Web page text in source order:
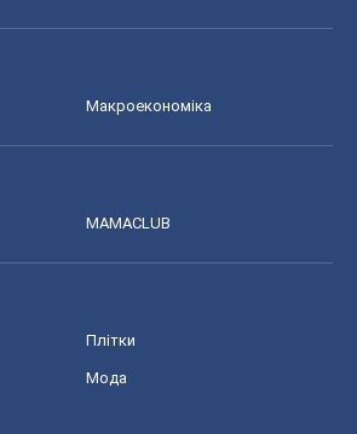
Макроекономіка
MAMACLUB
Плітки
Мода